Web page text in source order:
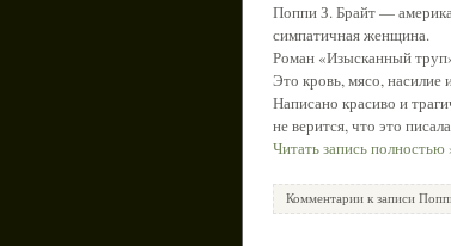
Поппи З. Брайт —
симпатичная женщина.
Роман «Изысканный
Это кровь, мясо, насилие
Написано красиво и
не верится, что это
Читать запись полностью
Комментарии к записи